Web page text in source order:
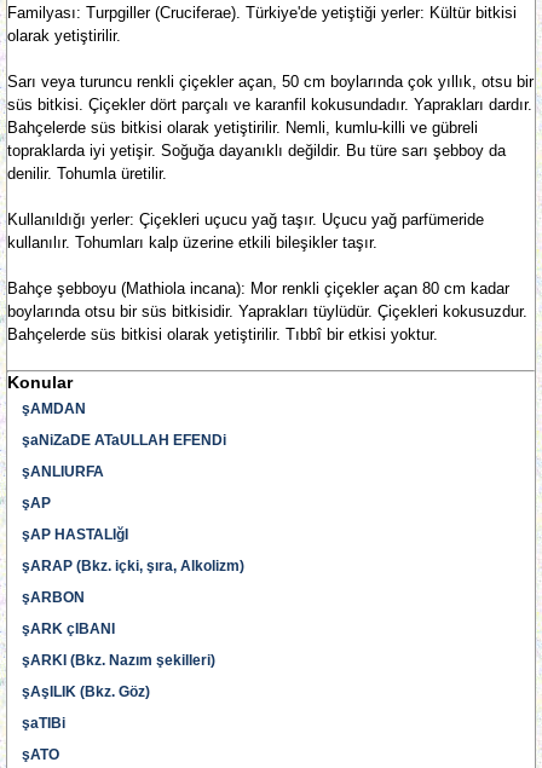
Familyası: Turpgiller (Cruciferae). Türkiye'de yetiştiği yerler: Kültür bitkisi
olarak yetiştirilir.
Sarı veya turuncu renkli çiçekler açan, 50 cm boylarında çok yıllık, otsu bir
süs bitkisi. Çiçekler dört parçalı ve karanfil kokusundadır. Yaprakları dardır.
Bahçelerde süs bitkisi olarak yetiştirilir. Nemli, kumlu-killi ve gübreli
topraklarda iyi yetişir. Soğuğa dayanıklı değildir. Bu türe sarı şebboy da
denilir. Tohumla üretilir.
Kullanıldığı yerler: Çiçekleri uçucu yağ taşır. Uçucu yağ parfümeride
kullanılır. Tohumları kalp üzerine etkili bileşikler taşır.
Bahçe şebboyu (Mathiola incana): Mor renkli çiçekler açan 80 cm kadar
boylarında otsu bir süs bitkisidir. Yaprakları tüylüdür. Çiçekleri kokusuzdur.
Bahçelerde süs bitkisi olarak yetiştirilir. Tıbbî bir etkisi yoktur.
Konular
şAMDAN
şaNiZaDE ATaULLAH EFENDi
şANLIURFA
şAP
şAP HASTALIğI
şARAP (Bkz. içki, şıra, Alkolizm)
şARBON
şARK çIBANI
şARKI (Bkz. Nazım şekilleri)
şAşILIK (Bkz. Göz)
şaTIBi
şATO